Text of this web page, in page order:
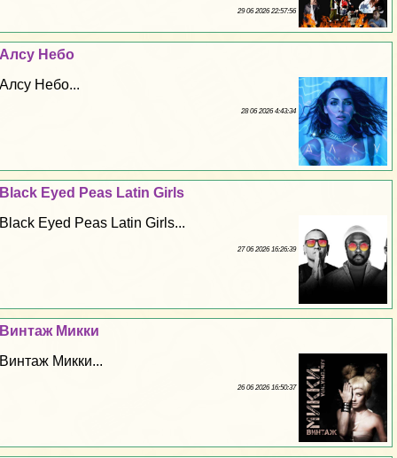
29 06 2026 22:57:56
Алсу Небо
Алсу Небо...
28 06 2026 4:43:34
Black Eyed Peas Latin Girls
Black Eyed Peas Latin Girls...
27 06 2026 16:26:39
Винтаж Микки
Винтаж Микки...
26 06 2026 16:50:37